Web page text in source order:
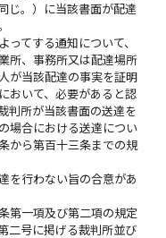
じ。）に当該書面が配達
てする通知について、
所、事務所又は配達場所
が当該配達の事実を証明
おいて、必要があると認
判所が当該書面の送達を
場合における送達につい
から第百十三条までの規
を行わない旨の合意があ
第一項及び第二項の規定
二号に掲げる裁判所並び